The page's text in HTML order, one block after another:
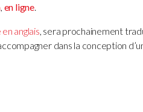
en ligne.
anglais , sera prochainement
dans la conception